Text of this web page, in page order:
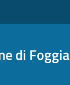
di Foggia